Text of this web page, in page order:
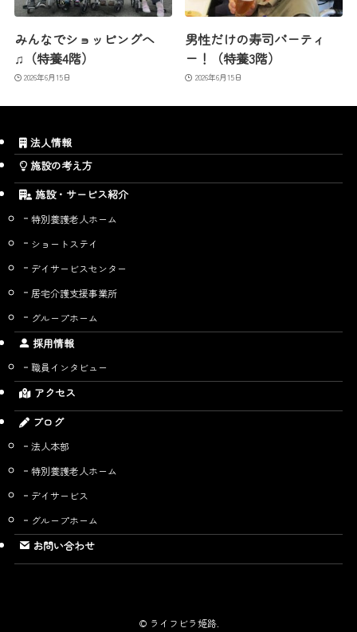
みんなでショッピングへ
♫（特養4階）
2026年6月15日
男性だけの寿司パーティ
ー！（特養3階）
2026年6月15日
法人情報
施設の考え方
施設・サービス紹介
特別養護老人ホーム
ショートステイ
デイサービスセンター
居宅介護支援事業所
グループホーム
採用情報
職員インタビュー
アクセス
ブログ
法人本部
特別養護老人ホーム
デイサービス
グループホーム
お問い合わせ
© ライフビラ姫路.